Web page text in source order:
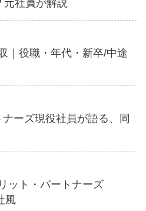
元社員が解説
｜役職・年代・新卒/中途
ーズ現役社員が語る、同
ット・パートナーズ
風